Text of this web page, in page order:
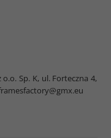
Sp. K, ul. Forteczna 4,